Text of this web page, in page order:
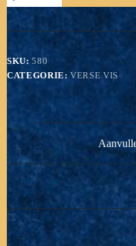
fles
aantal
SKU:580
CATEGORIE:VERSE VIS